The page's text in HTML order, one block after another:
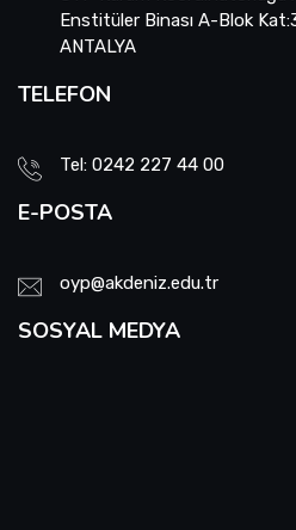
Enstitüler Binası A-Blok
ANTALYA
TELEFON
Tel: 0242 227 44 00
E-POSTA
oyp@akdeniz.edu.tr
SOSYAL MEDYA